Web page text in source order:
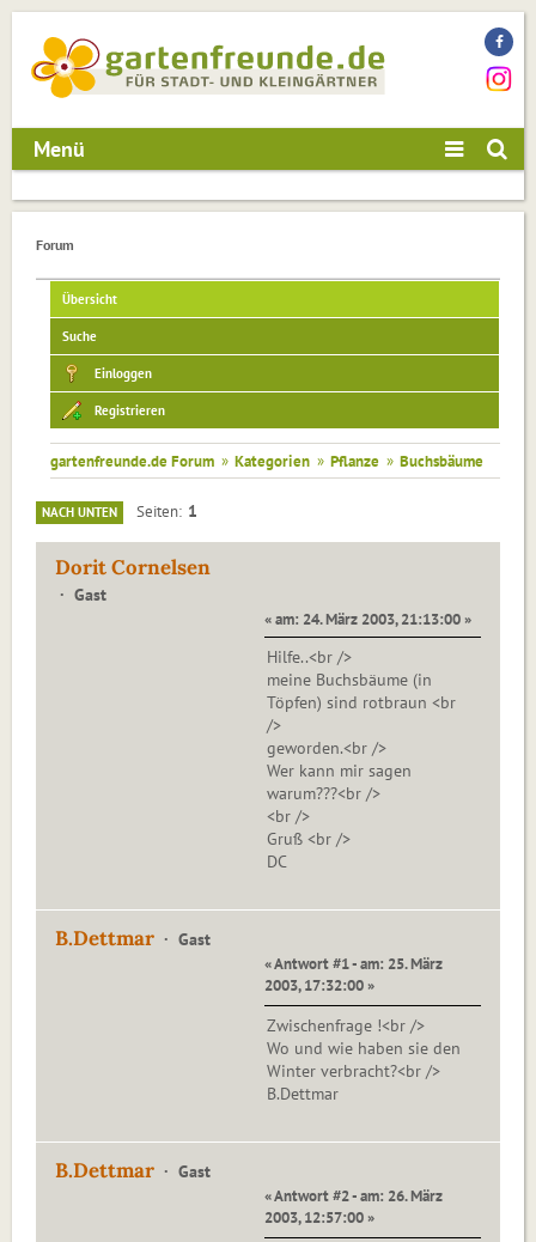
Menü
Forum
Übersicht
Suche
Einloggen
Registrieren
gartenfreunde.de Forum » Kategorien » Pflanze » Buchsbäume
NACH UNTEN Seiten 1
Dorit Cornelsen
Gast
« am: 24. März 2003, 21:13:00 »
Hilfe..<br />
meine Buchsbäume (in
Töpfen) sind rotbraun <br
/>
geworden.<br />
Wer kann mir sagen
warum???<br />
<br />
Gruß <br />
DC
B.Dettmar Gast
« Antwort #1 - am: 25. März
2003, 17:32:00 »
Zwischenfrage !<br />
Wo und wie haben sie den
Winter verbracht?<br />
B.Dettmar
B.Dettmar Gast
« Antwort #2 - am: 26. März
2003, 12:57:00 »